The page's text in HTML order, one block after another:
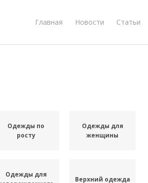
Главная Новости Статьи
Одежды по
росту
Одежды для
женщины
Одежды для
Верхний одежда